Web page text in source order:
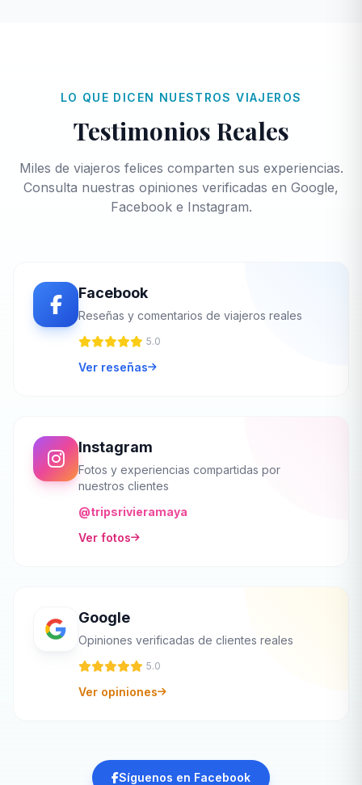
LO QUE DICEN NUESTROS VIAJEROS
Testimonios Reales
Miles de viajeros felices comparten sus experiencias.
Consulta nuestras opiniones verificadas en Google,
Facebook e Instagram.
Facebook
Reseñas y comentarios de viajeros reales
5.0
Ver reseñas
Instagram
Fotos y experiencias compartidas por
nuestros clientes
@tripsrivieramaya
Ver fotos
Google
Opiniones verificadas de clientes reales
5.0
Ver opiniones
Síguenos en Facebook